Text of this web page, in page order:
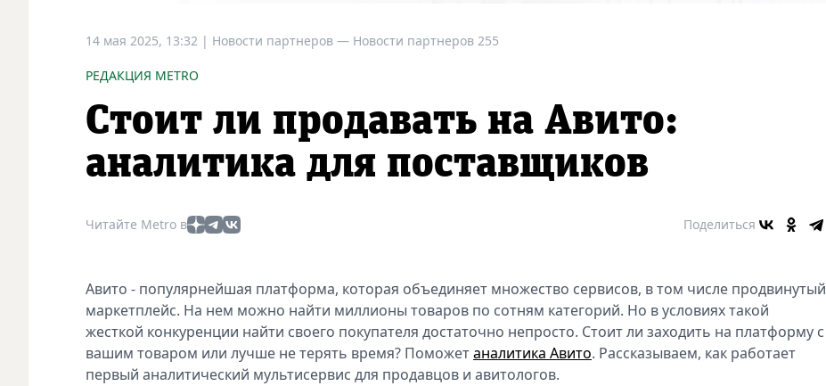
14 мая 2025, 13:32 | Новости партнеров — Новости партнеров 255
РЕДАКЦИЯ METRO
Стоит ли продавать на Авито:
аналитика для поставщиков
Читайте Metro в Поделиться
Авито - популярнейшая платформа, которая объединяет множество сервисов, в том числе продвинутый
маркетплейс. На нем можно найти миллионы товаров по сотням категорий. Но в условиях такой
жесткой конкуренции найти своего покупателя достаточно непросто. Стоит ли заходить на платформу с
вашим товаром или лучше не терять время? Поможетаналитика Авито. Рассказываем, как работает
первый аналитический мультисервис для продавцов и авитологов.